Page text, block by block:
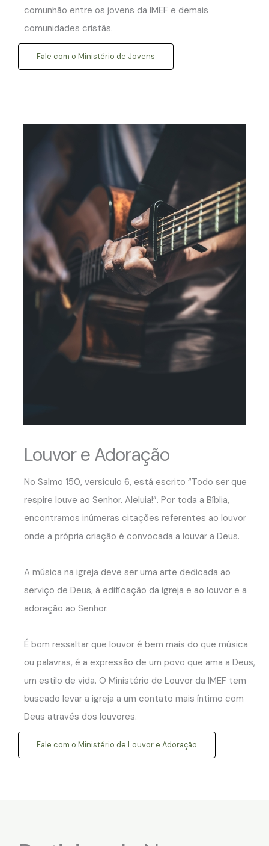
comunhão entre os jovens da IMEF e demais
comunidades cristãs.
Fale com o Ministério de Jovens
Louvor e Adoração
No Salmo 150, versículo 6, está escrito “Todo ser que
respire louve ao Senhor. Aleluia!”. Por toda a Bíblia,
encontramos inúmeras citações referentes ao louvor
onde a própria criação é convocada a louvar a Deus.
A música na igreja deve ser uma arte dedicada ao
serviço de Deus, à edificação da igreja e ao louvor e a
adoração ao Senhor.
É bom ressaltar que louvor é bem mais do que música
ou palavras, é a expressão de um povo que ama a Deus,
um estilo de vida. O Ministério de Louvor da IMEF tem
buscado levar a igreja a um contato mais íntimo com
Deus através dos louvores.
Fale com o Ministério de Louvor e Adoração